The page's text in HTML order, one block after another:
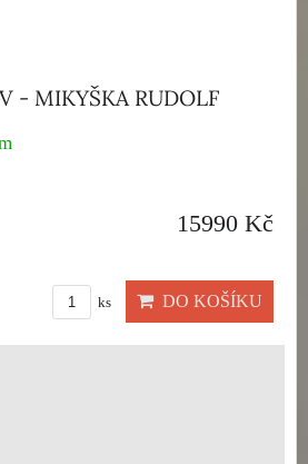
- MIKYŠKA RUDOLF
15990 Kč
ks DO KOŠÍKU